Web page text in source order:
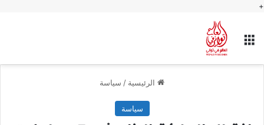
+
القائمة
الرئيسية / سياسة
سياسة